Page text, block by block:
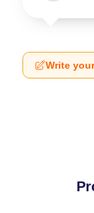
Write